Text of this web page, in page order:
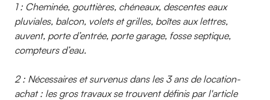
1 : Cheminée, gouttières, chéneaux, descentes eaux
pluviales, balcon, volets et grilles, boîtes aux lettres,
auvent, porte d’entrée, porte garage, fosse septique,
compteurs d’eau.
2 : Nécessaires et survenus dans les 3 ans de location-
achat : les gros travaux se trouvent définis par l'article